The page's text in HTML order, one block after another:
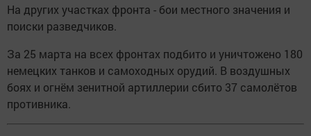
На других участках фронта - бои местного значения и
поиски разведчиков.
За 25 марта на всех фронтах подбито и уничтожено 180
немецких танков и самоходных орудий. В воздушных
боях и огнём зенитной артиллерии сбито 37 самолётов
противника.